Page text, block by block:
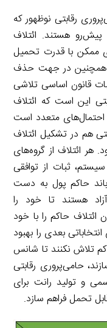
رقابتی نوظهور که
هستند. ائتلاف
ممکن با قدرت تحمیل
و همچنین در جهت حذف
قانون اساسی تلاشی
این است که ائتلاف
متعدد است
هم در تشکیل ائتلاف
هر ائتلاف از گروه‌های
ثبات از توافقی
باند حاکم پول به دست
هستند تا خود را
ائتلاف حاکم را با خود
بعدی را بهبود
تلاش نکنند تا شانس
حامی‌پروری رقابتی
و تولید رانت برای
تحمل فراهم سازد.